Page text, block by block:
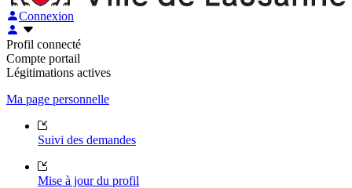
Connexion
Profil connecté
Compte portail
Légitimations actives
Ma page personnelle
Suivi des demandes
Mise à jour du profil